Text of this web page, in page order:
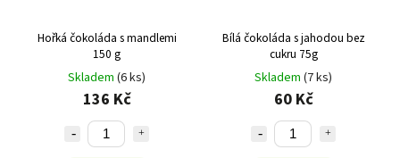
Hořká čokoláda s mandlemi
150 g
Skladem (6 ks)
136 Kč
Bílá čokoláda s jahodou bez
cukru 75g
Skladem (7 ks)
60 Kč